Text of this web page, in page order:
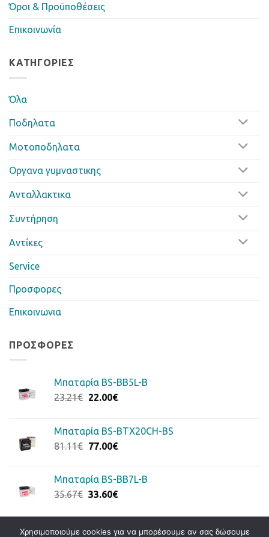
Όροι & Προϋποθέσεις
Επικοινωνία
ΚΑΤΗΓΟΡΊΕΣ
Όλα
Ποδηλατα
Μοτοποδηλατα
Οργανα γυμναστικης
Ανταλλακτικα
Συντήρηση
Αντίκες
Service
Προσφορες
Επικοινωνια
ΠΡΟΣΦΟΡΈΣ
Μπαταρία BS-BB5L-B
23.21€ Original
23.21€.
22.00€Η
είναι:
22.00€.
Μπαταρία BS-BTX20CH-BS
81.11€ Original
81.11€.
77.00€Η
είναι:
77.00€.
Μπαταρία BS-BB7L-B
35.67€ Original
was:
35.67€.
33.60€Η
τιμή
είναι:
Χρησιμοποιούμε cookies για να μπορέσουμε αν σας δώσουμε